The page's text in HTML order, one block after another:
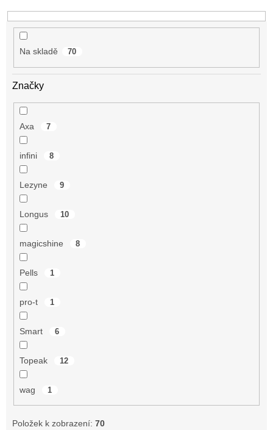
k
t
Na skladě 70
Značky
Axa 7
infini 8
Lezyne 9
Longus 10
magicshine 8
Pells 1
pro-t 1
Smart 6
Topeak 12
wag 1
Položek k zobrazení: 70